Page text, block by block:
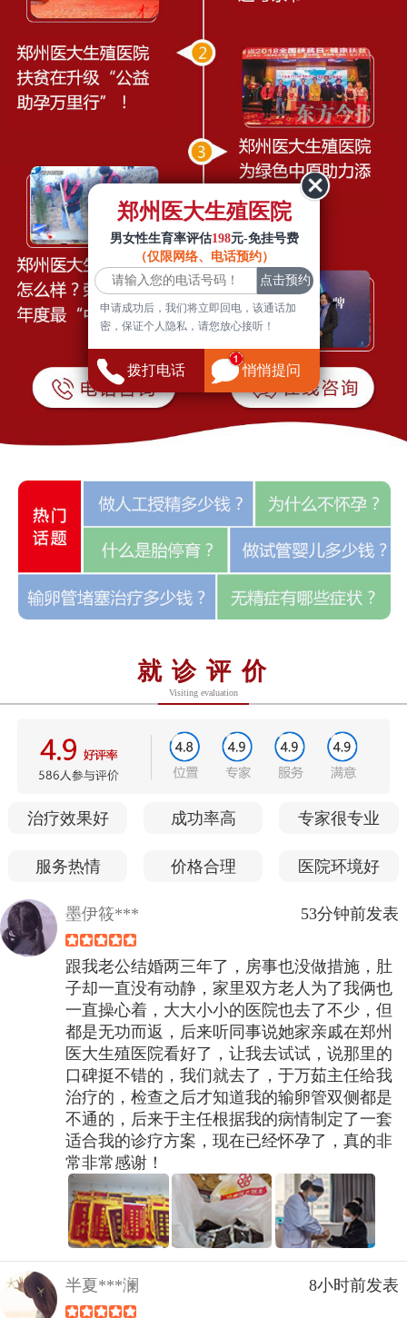
就诊评价
Visiting evaluation
治疗效果好 成功率高 专家很专业
服务热情 价格合理 医院环境好
墨伊筱*** 53分钟前发表
跟我老公结婚两三年了，房事也没做措施，肚
子却一直没有动静，家里双方老人为了我俩也
一直操心着，大大小小的医院也去了不少，但
都是无功而返，后来听同事说她家亲戚在郑州
医大生殖医院看好了，让我去试试，说那里的
口碑挺不错的，我们就去了，于万茹主任给我
治疗的，检查之后才知道我的输卵管双侧都是
不通的，后来于主任根据我的病情制定了一套
适合我的诊疗方案，现在已经怀孕了，真的非
常非常感谢！
半夏***澜 8小时前发表
郑州医大生殖医院
男女性生育率评估198元-免挂号费
（仅限网络、电话预约）
申请成功后，我们将立即回电，该通话加
密，保证个人隐私，请您放心接听！
拨打电话 悄悄提问